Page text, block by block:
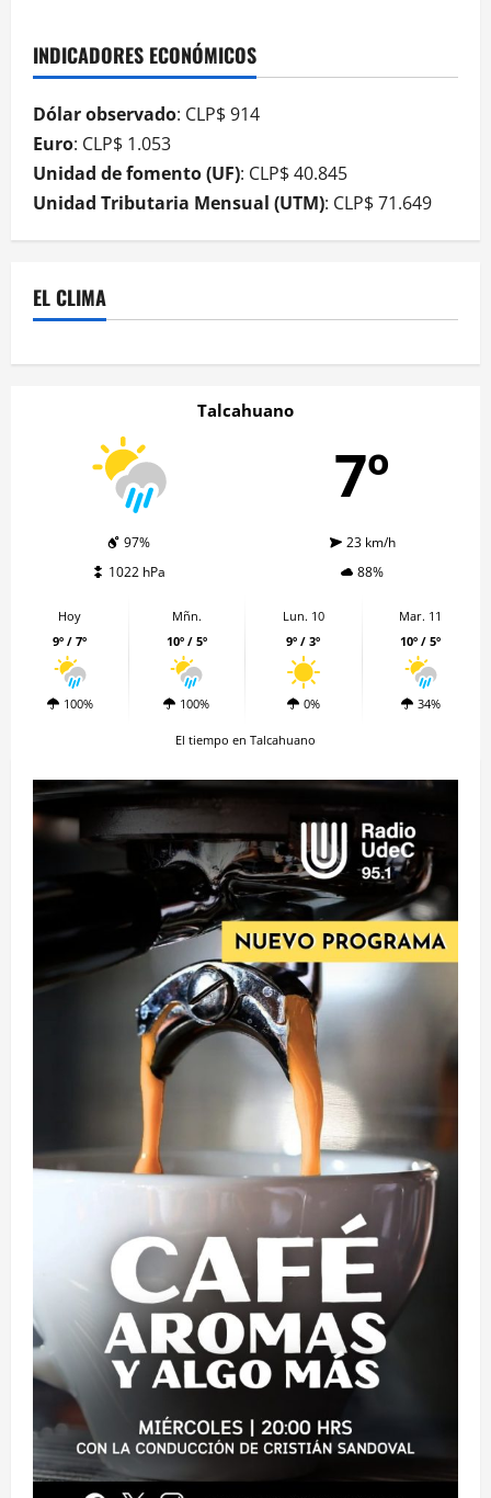
INDICADORES ECONÓMICOS
Dólar observado: CLP$ 914
Euro: CLP$ 1.053
Unidad de fomento (UF): CLP$ 40.845
Unidad Tributaria Mensual (UTM): CLP$ 71.649
EL CLIMA
Talcahuano
7º
97%
23 km/h
1022 hPa
88%
Hoy
9º / 7º
100%
Mñn.
10º / 5º
100%
Lun. 10
9º / 3º
0%
Mar. 11
10º / 5º
34%
El tiempo en Talcahuano